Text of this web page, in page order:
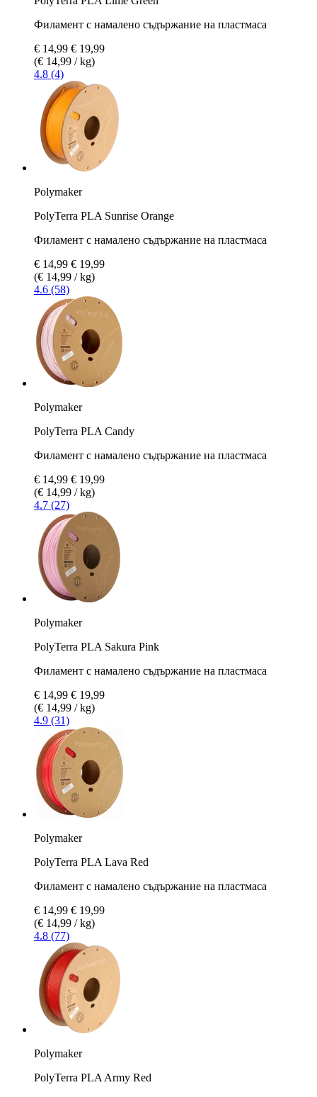
Филамент с намалено съдържание на пластмаса
€ 14,99 € 19,99
(€ 14,99 / kg)
4.8 (4)
Polymaker
PolyTerra PLA Sunrise Orange
Филамент с намалено съдържание на пластмаса
€ 14,99 € 19,99
(€ 14,99 / kg)
4.6 (58)
Polymaker
PolyTerra PLA Candy
Филамент с намалено съдържание на пластмаса
€ 14,99 € 19,99
(€ 14,99 / kg)
4.7 (27)
Polymaker
PolyTerra PLA Sakura Pink
Филамент с намалено съдържание на пластмаса
€ 14,99 € 19,99
(€ 14,99 / kg)
4.9 (31)
Polymaker
PolyTerra PLA Lava Red
Филамент с намалено съдържание на пластмаса
€ 14,99 € 19,99
(€ 14,99 / kg)
4.8 (77)
Polymaker
PolyTerra PLA Army Red